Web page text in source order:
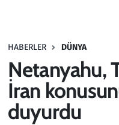
HABERLER DÜNYA
Netanyahu,
İran
duyurdu
Haber
Kültür Sanat
Kurumsal Haberler